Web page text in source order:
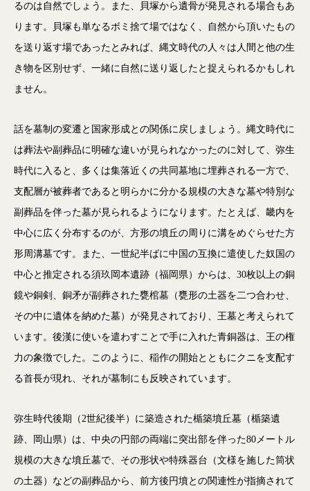
るのは自然でしょう。また、貝塚から遺骨が発見される場合もあ
ります。貝塚も単なるボミ捨て場ではなく、自然から頂いたもの
を送り返す場であったとみれば、縄文時代の人々は人間と他の生
き物を区別せず、一緒に自然に送り返したと捉えられるかもしれ
ません。
話を墓制の変遷と国家形成との関係に戻しましょう。縄文時代に
は葬法や副葬品に明確な違いが見られなかったのに対して、弥生
時代に入ると、多くは集落近くの共同墓地に埋葬される一方で、
支配層が被葬者であると明らかに分かる規模の大きな墓や特別な
副葬品を伴った墓が見られるようになります。たとえば、畿内を
中心に広く分布するのが、方形の墳丘の周りに溝をめぐらせた方
形周溝墓です。また、一世紀半ばに中国の互換に遣使した奴国の
中心と推定される須玖岡本遺跡（福岡県）からは、30枚以上の銅
鏡や銅剣、銅矛が副葬された甕棺墓（甕形の土器を二つ合わせ、
その中に遺体を納めた墓）が発見されており、王墓と考えられて
います。後漢に使いを遣わすことで手に入れた青銅器は、王の権
力の象徴でした。このように、稲作の開始とともにクニを支配す
る首長が現れ、それが墓制にも反映されています。
弥生時代後期（2世紀後半）に築造された楯築墳丘墓（楯築遺
跡、岡山県）は、中央の円部の両端に突出部を伴った80メートル
規模の大きな墳丘墓で、その形状や特殊器台（文様を施した筒状
の土器）などの副葬品から、前方後円墳との関連性が指摘されて